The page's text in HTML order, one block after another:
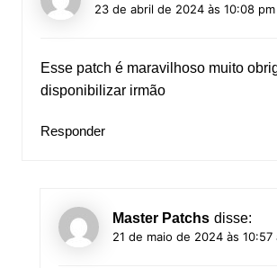
23 de abril de 2024 às 10:08 pm
Esse patch é maravilhoso muito
disponibilizar irmão
Responder
Master Patchs disse:
21 de maio de 2024 às 10:57